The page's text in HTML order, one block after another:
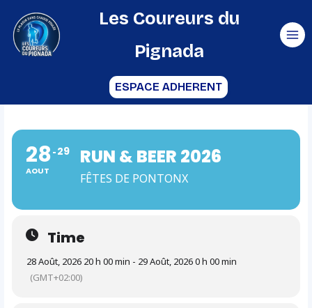
contenu
Les Coureurs du
Pignada
ESPACE ADHERENT
28
AOUT
29 RUN & BEER 2026
FÊTES DE PONTONX
Time
28 Août, 2026 20 h 00 min - 29 Août, 2026 0 h 00 min
(GMT+02:00)